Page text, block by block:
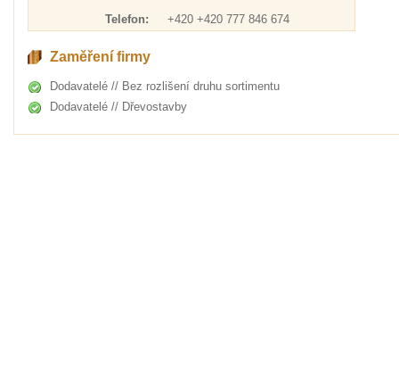
Telefon: +420 +420 777 846 674
Zaměření firmy
Dodavatelé // Bez rozlišení druhu sortimentu
Dodavatelé // Dřevostavby